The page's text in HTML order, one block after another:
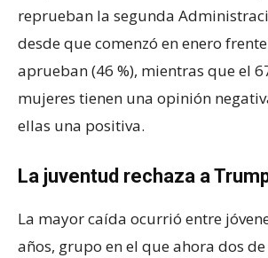
reprueban la segunda
desde que comenzó en enero
aprueban (46 %), mientras que el
mujeres tienen una opinión
ellas una positiva.
La juventud rechaza a
La mayor caída ocurrió entre
años, grupo en el que ahora dos